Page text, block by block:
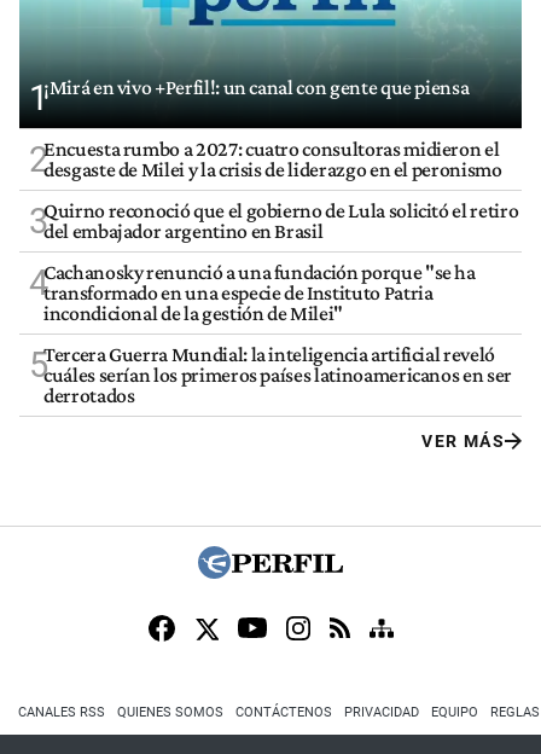
1¡Mirá en vivo +Perfil!: un canal con gente que piensa
2Encuesta rumbo a 2027: cuatro consultoras midieron el
desgaste de Milei y la crisis de liderazgo en el peronismo
3Quirno reconoció que el gobierno de Lula solicitó el retiro
del embajador argentino en Brasil
4Cachanosky renunció a una fundación porque "se ha
transformado en una especie de Instituto Patria
incondicional de la gestión de Milei"
5Tercera Guerra Mundial: la inteligencia artificial reveló
cuáles serían los primeros países latinoamericanos en ser
derrotados
VER MÁS
CANALES RSS QUIENES SOMOS CONTÁCTENOS PRIVACIDAD EQUIPO